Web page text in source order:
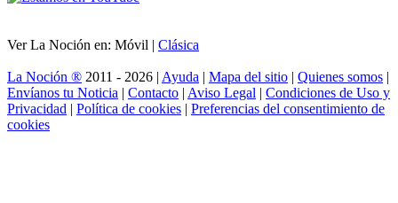
Ver La Noción en: Móvil | Clásica
La Noción ® 2011 - 2026 | Ayuda | Mapa del sitio | Quienes somos |
Envíanos tu Noticia | Contacto | Aviso Legal | Condiciones de Uso y
Privacidad | Política de cookies | Preferencias del consentimiento de
cookies